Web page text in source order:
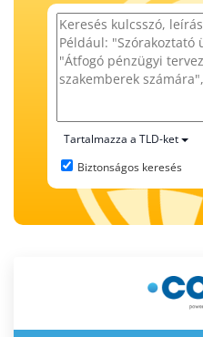
Tartalmazza a TLD-ket
Biztonságos keresés